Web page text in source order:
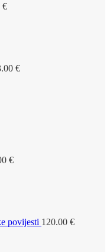
€
€
€
povijesti 120.00 €